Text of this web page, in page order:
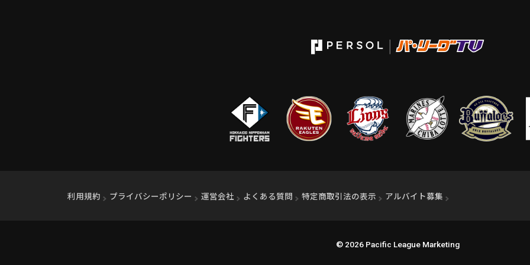
利用規約 プライバシーポリシー 運営会社 （別ウィンドウで開く）
よくある質問 特定商取引法の表示 アルバイト募集 （別ウィンドウで開く
© 2026 Pacific League Marketing